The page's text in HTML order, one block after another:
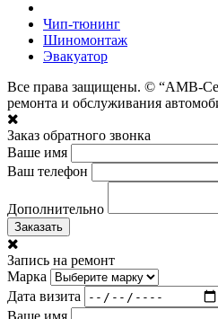
Чип-тюнинг
Шиномонтаж
Эвакуатор
Все права защищены. © “АМВ-
ремонта и обслуживания
Заказ обратного звонка
Ваше имя
Ваш телефон
Дополнительно
Заказать
Запись на ремонт
Марка
Дата визита
Ваше имя